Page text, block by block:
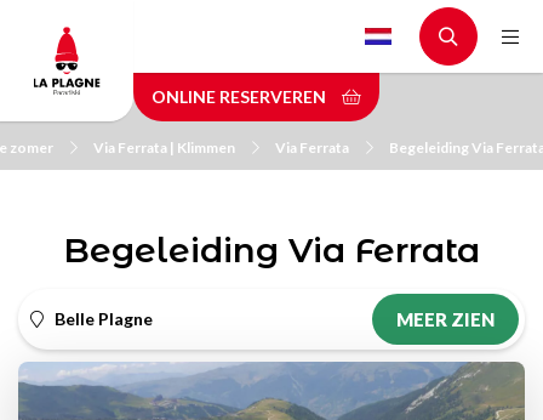
main
content
ONLINE RESERVEREN
zomer Via Ferrata | Klimmen Via Ferrata Begeleiding Via
Begeleiding Via Ferrata
Belle Plagne MEER ZIEN